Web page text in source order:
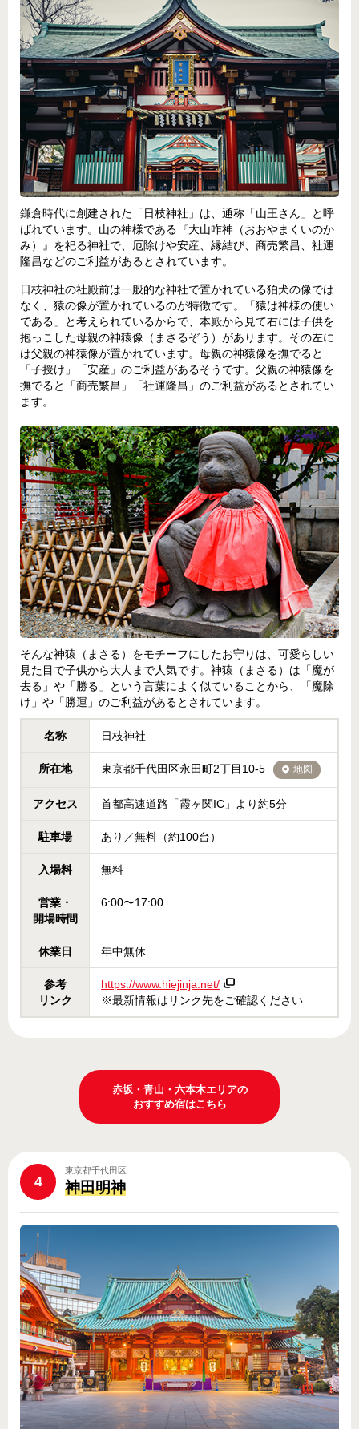
鎌倉時代に創建された「日枝神社」は、通称「山王さん」と呼
ばれています。山の神様である『大山咋神（おおやまくいのか
み）』を祀る神社で、厄除けや安産、縁結び、商売繁昌、社運
隆昌などのご利益があるとされています。
日枝神社の社殿前は一般的な神社で置かれている狛犬の像では
なく、猿の像が置かれているのが特徴です。「猿は神様の使い
である」と考えられているからで、本殿から見て右には子供を
抱っこした母親の神猿像（まさるぞう）があります。その左に
は父親の神猿像が置かれています。母親の神猿像を撫でると
「子授け」「安産」のご利益があるそうです。父親の神猿像を
撫でると「商売繁昌」「社運隆昌」のご利益があるとされてい
ます。
そんな神猿（まさる）をモチーフにしたお守りは、可愛らしい
見た目で子供から大人まで人気です。神猿（まさる）は「魔が
去る」や「勝る」という言葉によく似ていることから、「魔除
け」や「勝運」のご利益があるとされています。
名称 日枝神社
所在地 東京都千代田区永田町2丁目10-5 地図
アクセス 首都高速道路「霞ヶ関IC」より約5分
駐車場 あり／無料（約100台）
入場料 無料
営業・
開場時間
6:00〜17:00
休業日 年中無休
参考
リンク
https://www.hiejinja.net/
※最新情報はリンク先をご確認ください
赤坂・青山・六本木エリアの
おすすめ宿はこちら
4
東京都千代田区
神田明神